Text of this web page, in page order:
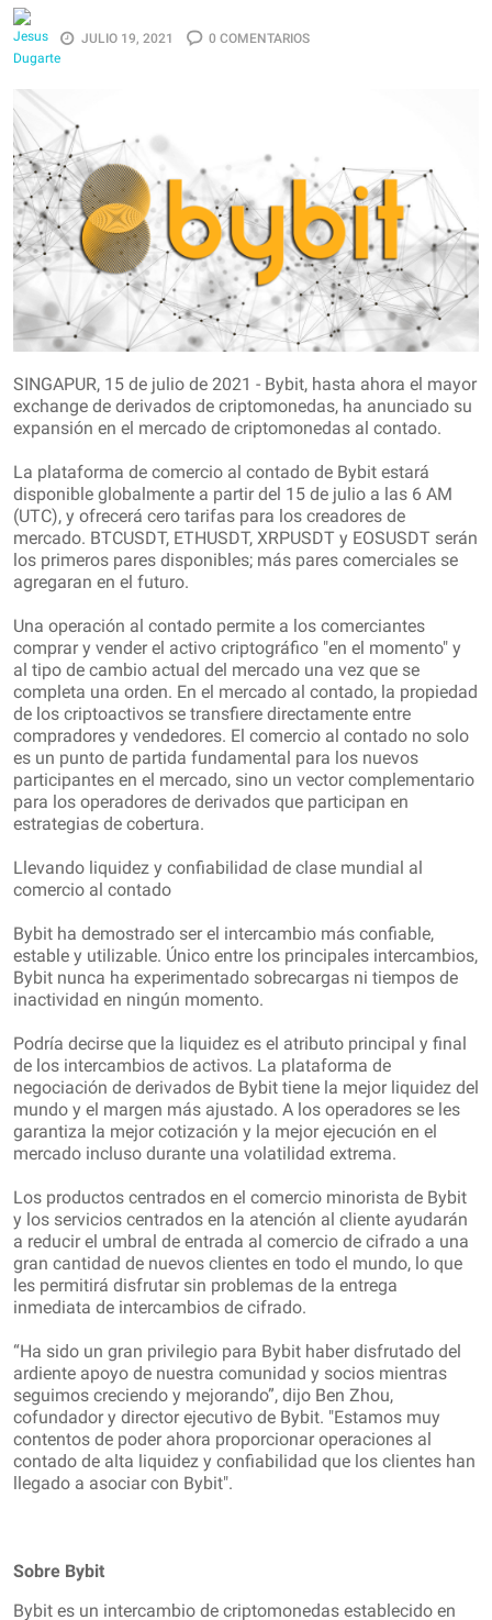
JULIO 19, 2021 0 COMENTARIOS
SINGAPUR, 15 de julio de 2021 - Bybit, hasta ahora el mayor
exchange de derivados de criptomonedas, ha anunciado su
expansión en el mercado de criptomonedas al contado.
La plataforma de comercio al contado de Bybit estará
disponible globalmente a partir del 15 de julio a las 6 AM
(UTC), y ofrecerá cero tarifas para los creadores de
mercado. BTCUSDT, ETHUSDT, XRPUSDT y EOSUSDT serán
los primeros pares disponibles; más pares comerciales se
agregaran en el futuro.
Una operación al contado permite a los comerciantes
comprar y vender el activo criptográfico "en el momento" y
al tipo de cambio actual del mercado una vez que se
completa una orden. En el mercado al contado, la propiedad
de los criptoactivos se transfiere directamente entre
compradores y vendedores. El comercio al contado no solo
es un punto de partida fundamental para los nuevos
participantes en el mercado, sino un vector complementario
para los operadores de derivados que participan en
estrategias de cobertura.
Llevando liquidez y confiabilidad de clase mundial al
comercio al contado
Bybit ha demostrado ser el intercambio más confiable,
estable y utilizable. Único entre los principales intercambios,
Bybit nunca ha experimentado sobrecargas ni tiempos de
inactividad en ningún momento.
Podría decirse que la liquidez es el atributo principal y final
de los intercambios de activos. La plataforma de
negociación de derivados de Bybit tiene la mejor liquidez del
mundo y el margen más ajustado. A los operadores se les
garantiza la mejor cotización y la mejor ejecución en el
mercado incluso durante una volatilidad extrema.
Los productos centrados en el comercio minorista de Bybit
y los servicios centrados en la atención al cliente ayudarán
a reducir el umbral de entrada al comercio de cifrado a una
gran cantidad de nuevos clientes en todo el mundo, lo que
les permitirá disfrutar sin problemas de la entrega
inmediata de intercambios de cifrado.
“Ha sido un gran privilegio para Bybit haber disfrutado del
ardiente apoyo de nuestra comunidad y socios mientras
seguimos creciendo y mejorando”, dijo Ben Zhou,
cofundador y director ejecutivo de Bybit. "Estamos muy
contentos de poder ahora proporcionar operaciones al
contado de alta liquidez y confiabilidad que los clientes han
llegado a asociar con Bybit".
Sobre Bybit
Bybit es un intercambio de criptomonedas establecido en